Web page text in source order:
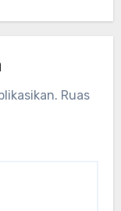
listrik
Ruas